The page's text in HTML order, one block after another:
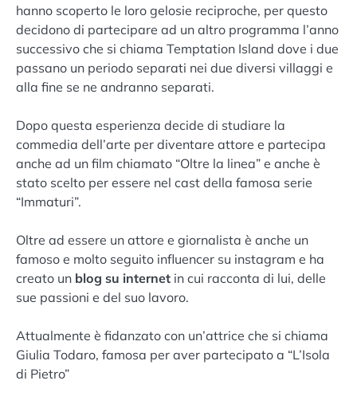
hanno scoperto le loro gelosie reciproche, per questo
decidono di partecipare ad un altro programma l’anno
successivo che si chiama Temptation Island dove i due
passano un periodo separati nei due diversi villaggi e
alla fine se ne andranno separati.
Dopo questa esperienza decide di studiare la
commedia dell’arte per diventare attore e partecipa
anche ad un film chiamato “Oltre la linea” e anche è
stato scelto per essere nel cast della famosa serie
“Immaturi”.
Oltre ad essere un attore e giornalista è anche un
famoso e molto seguito influencer su instagram e ha
creato un blog su internet in cui racconta di lui, delle
sue passioni e del suo lavoro.
Attualmente è fidanzato con un’attrice che si chiama
Giulia Todaro, famosa per aver partecipato a “L’Isola
di Pietro”